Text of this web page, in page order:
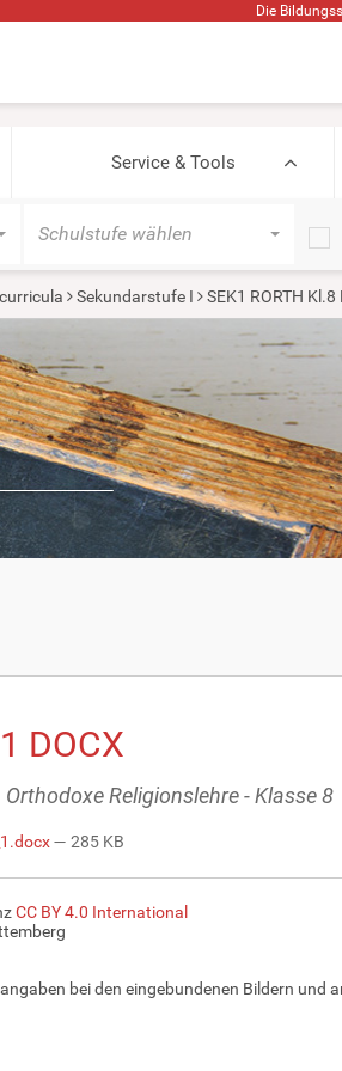
Die
Service & Tools
Schulstufe wählen
Sekundarstufe I SEK1 RORTH Kl.8
DOCX
Religionslehre - Klasse 8
— 285 KB
CC BY 4.0 International
bei den eingebundenen Bildern und